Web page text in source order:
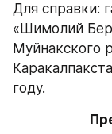
Для справки:
«Шимолий
Муйнакского
году.